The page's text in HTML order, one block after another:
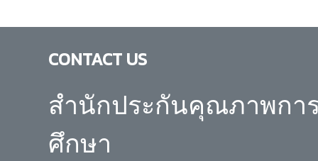
CONTACT US
สำนักประกันคุณภาพกา
ศึกษา